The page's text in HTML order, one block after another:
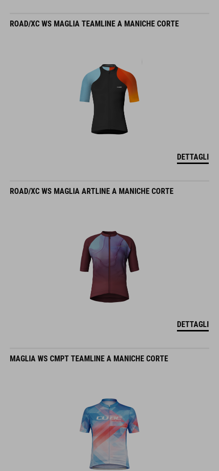
ROAD/XC WS MAGLIA TEAMLINE A MANICHE CORTE
DETTAGLI
ROAD/XC WS MAGLIA ARTLINE A MANICHE CORTE
DETTAGLI
MAGLIA WS CMPT TEAMLINE A MANICHE CORTE